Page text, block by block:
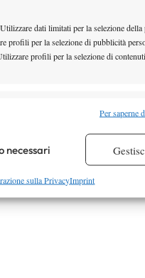
dati limitati per la selezione della
profili per la selezione di pubblicità
profili per la selezione di
automaticamente.
frodi, correggere errori,
Salvare e comunicare le
Per saperne
necessari
sulla PrivacyImprint
ospiti…
i commenti a questo
frequenze: